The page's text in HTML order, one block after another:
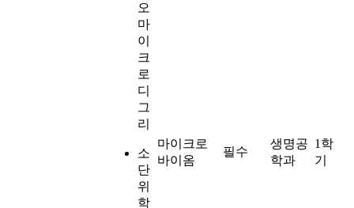
오
마
이
크
로
디
그
리
소
단
위
학
마이크로
바이옴
필수
생명공
학과
1학
기